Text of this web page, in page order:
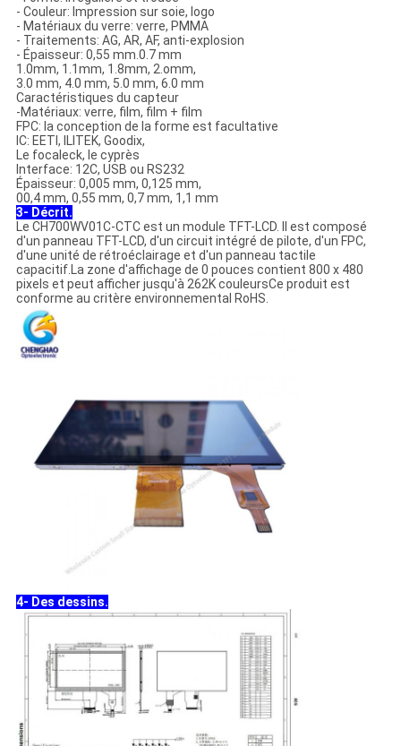
- Couleur: Impression sur soie, logo
- Matériaux du verre: verre, PMMA
- Traitements: AG, AR, AF, anti-explosion
- Épaisseur: 0,55 mm.0.7 mm
1.0mm, 1.1mm, 1.8mm, 2.omm,
3.0 mm, 4.0 mm, 5.0 mm, 6.0 mm
Caractéristiques du capteur
-Matériaux: verre, film, film + film
FPC: la conception de la forme est facultative
IC: EETI, ILITEK, Goodix,
Le focaleck, le cyprès
Interface: 12C, USB ou RS232
Épaisseur: 0,005 mm, 0,125 mm,
00,4 mm, 0,55 mm, 0,7 mm, 1,1 mm
3- Décrit.
Le CH700WV01C-CTC est un module TFT-LCD. Il est composé
d'un panneau TFT-LCD, d'un circuit intégré de pilote, d'un FPC,
d'une unité de rétroéclairage et d'un panneau tactile
capacitif.La zone d'affichage de 0 pouces contient 800 x 480
pixels et peut afficher jusqu'à 262K couleursCe produit est
conforme au critère environnemental RoHS.
4- Des dessins.